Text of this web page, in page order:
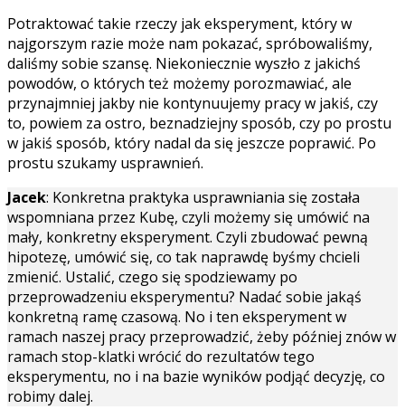
Potraktować takie rzeczy jak eksperyment, który w
najgorszym razie może nam pokazać, spróbowaliśmy,
daliśmy sobie szansę. Niekoniecznie wyszło z jakichś
powodów, o których też możemy porozmawiać, ale
przynajmniej jakby nie kontynuujemy pracy w jakiś, czy
to, powiem za ostro, beznadziejny sposób, czy po prostu
w jakiś sposób, który nadal da się jeszcze poprawić. Po
prostu szukamy usprawnień.
Jacek: Konkretna praktyka usprawniania się została
wspomniana przez Kubę, czyli możemy się umówić na
mały, konkretny eksperyment. Czyli zbudować pewną
hipotezę, umówić się, co tak naprawdę byśmy chcieli
zmienić. Ustalić, czego się spodziewamy po
przeprowadzeniu eksperymentu? Nadać sobie jakąś
konkretną ramę czasową. No i ten eksperyment w
ramach naszej pracy przeprowadzić, żeby później znów w
ramach stop-klatki wrócić do rezultatów tego
eksperymentu, no i na bazie wyników podjąć decyzję, co
robimy dalej.